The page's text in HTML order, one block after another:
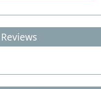
Reviews